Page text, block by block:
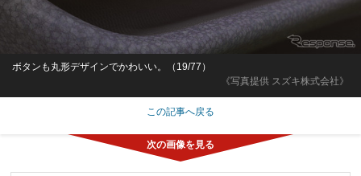
《写真提供 スズキ株式会社》
ボタンも丸形デザインでかわいい。（19/77）
この記事へ戻る